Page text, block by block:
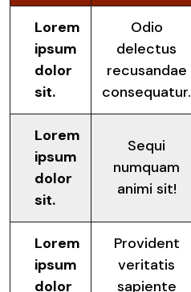
Lorem
ipsum
dolor
sit.
Odio
delectus
recusandae
consequatur.
Lorem
ipsum
dolor
sit.
Sequi
numquam
animi sit!
Lorem
ipsum
dolor
Provident
veritatis
sapiente